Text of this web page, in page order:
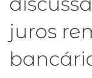
juros